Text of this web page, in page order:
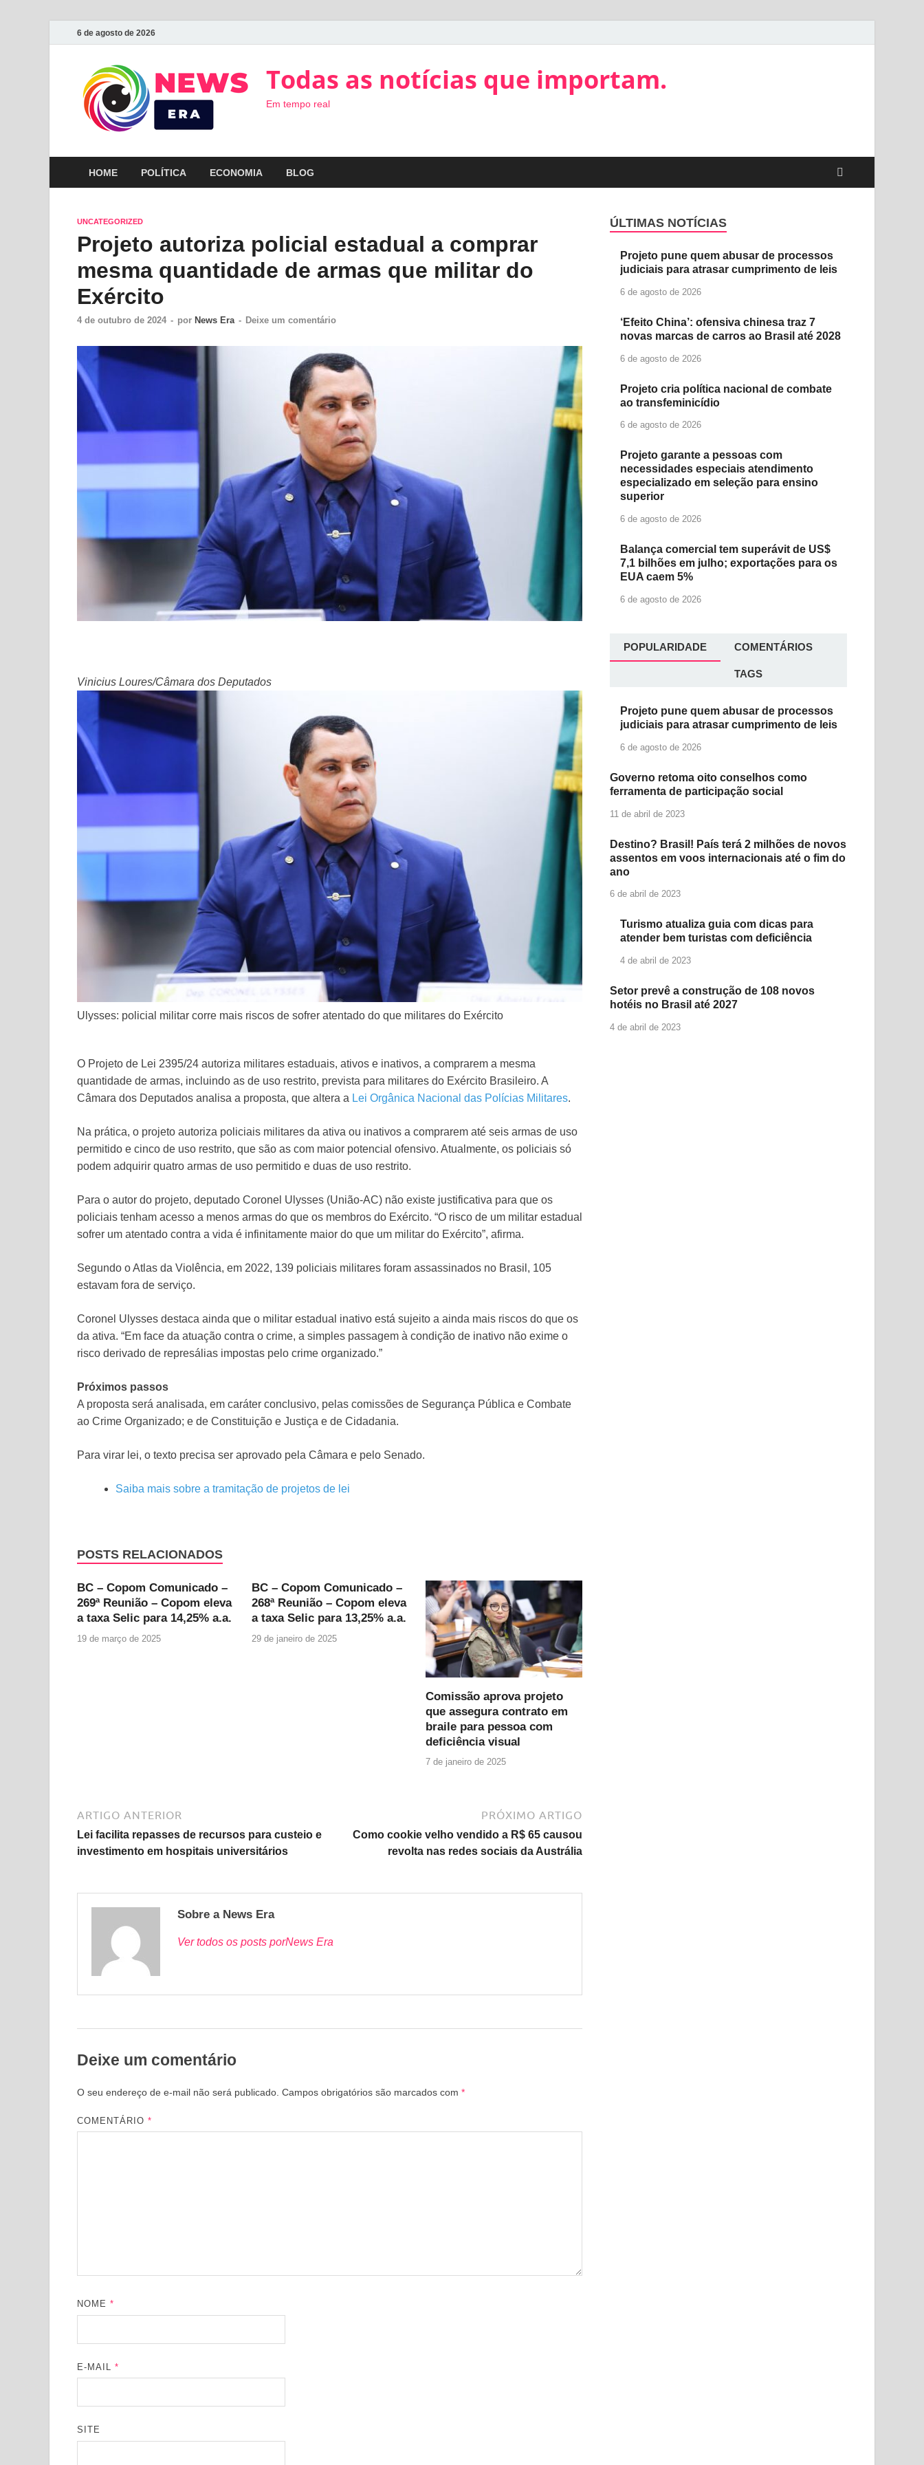
6 de agosto de 2026
Todas as notícias que importam.
Em tempo real
HOME POLÍTICA ECONOMIA BLOG
UNCATEGORIZED
Projeto autoriza policial estadual a comprar
mesma quantidade de armas que militar do
Exército
4 de outubro de 2024 - por News Era - Deixe um comentário
Vinicius Loures/Câmara dos Deputados
Ulysses: policial militar corre mais riscos de sofrer atentado do que militares do Exército
O Projeto de Lei 2395/24 autoriza militares estaduais, ativos e inativos, a comprarem a mesma
quantidade de armas, incluindo as de uso restrito, prevista para militares do Exército Brasileiro. A
Câmara dos Deputados analisa a proposta, que altera a Lei Orgânica Nacional das Polícias Militares.
Na prática, o projeto autoriza policiais militares da ativa ou inativos a comprarem até seis armas de uso
permitido e cinco de uso restrito, que são as com maior potencial ofensivo. Atualmente, os policiais só
podem adquirir quatro armas de uso permitido e duas de uso restrito.
Para o autor do projeto, deputado Coronel Ulysses (União-AC) não existe justificativa para que os
policiais tenham acesso a menos armas do que os membros do Exército. “O risco de um militar estadual
sofrer um atentado contra a vida é infinitamente maior do que um militar do Exército”, afirma.
Segundo o Atlas da Violência, em 2022, 139 policiais militares foram assassinados no Brasil, 105
estavam fora de serviço.
Coronel Ulysses destaca ainda que o militar estadual inativo está sujeito a ainda mais riscos do que os
da ativa. “Em face da atuação contra o crime, a simples passagem à condição de inativo não exime o
risco derivado de represálias impostas pelo crime organizado.”
Próximos passos
A proposta será analisada, em caráter conclusivo, pelas comissões de Segurança Pública e Combate
ao Crime Organizado; e de Constituição e Justiça e de Cidadania.
Para virar lei, o texto precisa ser aprovado pela Câmara e pelo Senado.
Saiba mais sobre a tramitação de projetos de lei
POSTS RELACIONADOS
BC – Copom Comunicado –
269ª Reunião – Copom eleva
a taxa Selic para 14,25% a.a.
19 de março de 2025
BC – Copom Comunicado –
268ª Reunião – Copom eleva
a taxa Selic para 13,25% a.a.
29 de janeiro de 2025
Comissão aprova projeto
que assegura contrato em
braile para pessoa com
deficiência visual
7 de janeiro de 2025
ARTIGO ANTERIOR
Lei facilita repasses de recursos para custeio e
investimento em hospitais universitários
PRÓXIMO ARTIGO
Como cookie velho vendido a R$ 65 causou
revolta nas redes sociais da Austrália
Sobre a News Era
Ver todos os posts porNews Era
Deixe um comentário
O seu endereço de e-mail não será publicado. Campos obrigatórios são marcados com *
COMENTÁRIO*
NOME*
E-MAIL*
SITE
ÚLTIMAS NOTÍCIAS
Projeto pune quem abusar de processos
judiciais para atrasar cumprimento de leis
6 de agosto de 2026
‘Efeito China’: ofensiva chinesa traz 7
novas marcas de carros ao Brasil até 2028
6 de agosto de 2026
Projeto cria política nacional de combate
ao transfeminicídio
6 de agosto de 2026
Projeto garante a pessoas com
necessidades especiais atendimento
especializado em seleção para ensino
superior
6 de agosto de 2026
Balança comercial tem superávit de US$
7,1 bilhões em julho; exportações para os
EUA caem 5%
6 de agosto de 2026
POPULARIDADE COMENTÁRIOS
TAGS
Projeto pune quem abusar de processos
judiciais para atrasar cumprimento de leis
6 de agosto de 2026
Governo retoma oito conselhos como
ferramenta de participação social
11 de abril de 2023
Destino? Brasil! País terá 2 milhões de novos
assentos em voos internacionais até o fim do
ano
6 de abril de 2023
Turismo atualiza guia com dicas para
atender bem turistas com deficiência
4 de abril de 2023
Setor prevê a construção de 108 novos
hotéis no Brasil até 2027
4 de abril de 2023